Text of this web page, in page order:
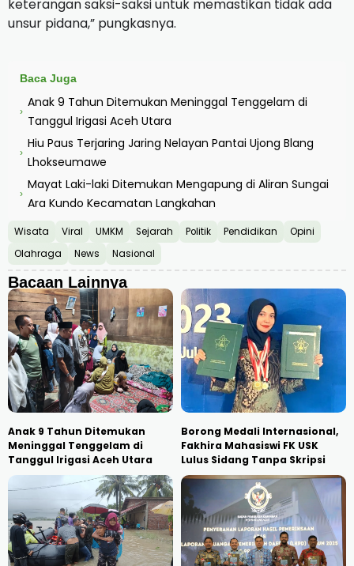
keterangan saksi-saksi untuk memastikan tidak ada
unsur pidana,” pungkasnya.
Baca Juga
›
Anak 9 Tahun Ditemukan Meninggal Tenggelam di
Tanggul Irigasi Aceh Utara
›
Hiu Paus Terjaring Jaring Nelayan Pantai Ujong Blang
Lhokseumawe
›
Mayat Laki-laki Ditemukan Mengapung di Aliran Sungai
Ara Kundo Kecamatan Langkahan
Wisata Viral UMKM Sejarah Politik Pendidikan
Opini
Olahraga
News Nasional
Bacaan Lainnya
Anak 9 Tahun Ditemukan
Meninggal Tenggelam di
Tanggul Irigasi Aceh Utara
Borong Medali Internasional,
Fakhira Mahasiswi FK USK
Lulus Sidang Tanpa Skripsi